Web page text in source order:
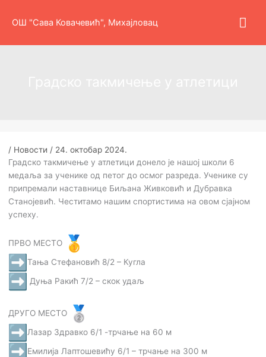
ОШ "Сава Ковачевић", Михајловац
/ Новости / 24. октобар 2024.
Градско такмичење у атлетици донело је нашој школи 6
медаљa за ученике од петог до осмог разреда. Ученике су
припремали наставнице Биљана Живковић и Дубравка
Станојевић. Честитамо нашим спортистима на овом сјајном
успеху.
ПРВО МЕСТО
Тања Стефановић 8/2 – Кугла
Дуња Ракић 7/2 – скок удаљ
ДРУГО МЕСТО
Лазар Здравко 6/1 -трчање на 60 м
Емилија Лаптошевићу 6/1 – трчање на 300 м